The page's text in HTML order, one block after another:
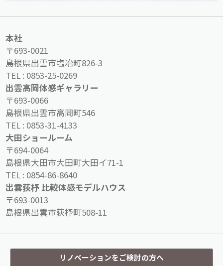
本社
〒693-0021
島根県出雲市塩冶町826-3
TEL : 0853-25-0269
出雲高岡体感ギャラリー
〒693-0066
島根県出雲市高岡町546
TEL : 0853-31-4133
大田ショールーム
〒694-0064
島根県大田市大田町大田イ71-1
TEL : 0854-86-8640
出雲荻杼 比較体感モデルハウス
〒693-0013
島根県出雲市荻杼町508-11
リノベーションをご検討の方へ